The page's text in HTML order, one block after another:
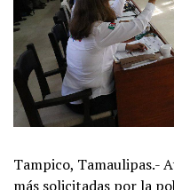
Tampico, Tamaulipas.-
más solicitadas por la